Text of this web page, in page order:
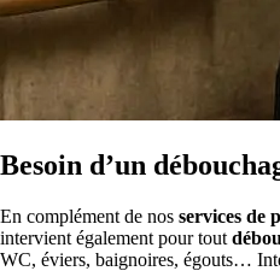
Besoin d’un
En complément de nos services de
intervient également pour tout
WC, éviers, baignoires, égouts…